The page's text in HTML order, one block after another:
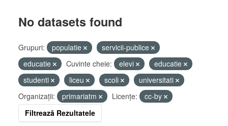
No datasets found
Grupuri: populatie
servicii-publice
educatie
Cuvinte cheie: elevi
educatie
studenti
liceu scoli
universitati
Organizații:
primariatm Licenţe:
cc-by
Filtrează Rezultatele